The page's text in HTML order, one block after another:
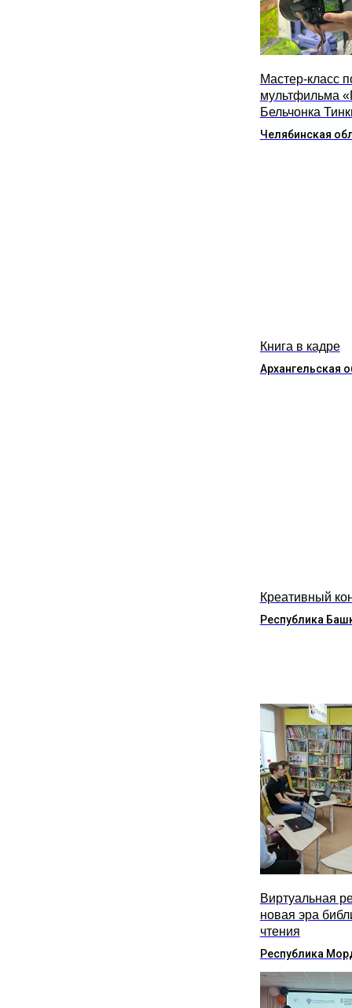
Мастер-класс
мультфильма
Бельчонка
Челябинская
Книга в кадре
Архангельская
Креативный
Республика
Виртуальная
новая эра
чтения
Республика